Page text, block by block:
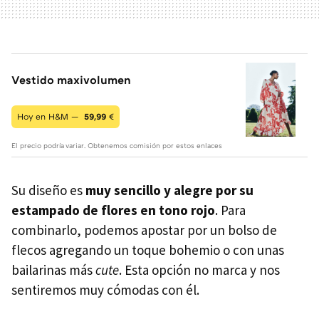
Vestido maxivolumen
Hoy en H&M — 59,99 €
El precio podría variar. Obtenemos comisión por estos enlaces
Su diseño es muy sencillo y alegre por su
estampado de flores en tono rojo. Para
combinarlo, podemos apostar por un bolso de
flecos agregando un toque bohemio o con unas
bailarinas máscute. Esta opción no marca y nos
sentiremos muy cómodas con él.